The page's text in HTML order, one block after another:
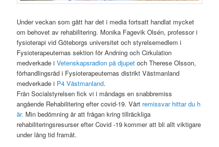
Under veckan som gått har det i media fortsatt handlat mycket
om behovet av rehabilitering. Monika Fagevik Olsén, professor i
fysioterapi vid Göteborgs universitet och styrelsemedlem i
Fysioterapeuternas sektion för Andning och Cirkulation
medverkade iVetenskapsradion på djupet och Therese Olsson,
förhandlingsråd i Fysioterapeuternas distrikt Västmanland
medverkade i P4 Västmanland.
Från Socialstyrelsen fick vi i måndags en snabbremiss
angående Rehabilitering efter covid-19. Vårt remissvar hittar du h
är. Min bedömning är att frågan kring tillräckliga
rehabiliteringsresurser efter Covid -19 kommer att bli allt viktigare
under lång tid framåt.